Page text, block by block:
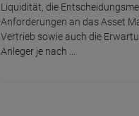
Liquidität, die
Anforderungen an das Asset
Vertrieb sowie auch die
Anleger je nach ...